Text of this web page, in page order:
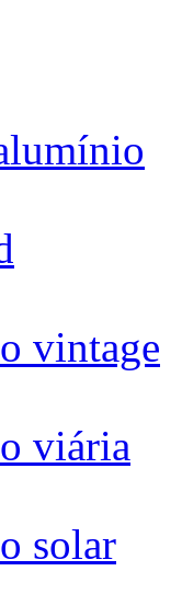
vintage
viária
solar